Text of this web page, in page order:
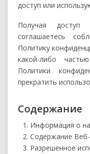
доступ или
Получая доступ
соглашаетесь
Политику
какой-либо
Политики
прекратить
Содержание
Информация о
Содержание
Разрешенное